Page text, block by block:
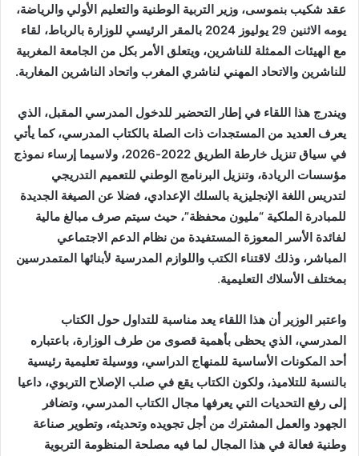
عقد شكيب بنموسى، وزير التربية الوطنية والتعليم الأولي والرياضة،
يومه الاثنين 29 يوليوز 2024 بالمقر الرئيسي للوزارة بالرباط، لقاء
مع الهيئات الممثلة للناشرين، ويتعلق الأمر بكل من الجامعة المغربية
للناشرين والاتحاد المهني لناشري المغرب واتحاد الناشرين المغاربة.
ويندرج هذا اللقاء في إطار التحضير للدخول المدرسي المقبل، الذي
يعرف العديد من المستجدات ذات الصلة بالكتاب المدرسي، كما يأتي
في سياق تنزيل خارطة الطريق 2022-2026، ولاسيما إرساء نموذج
مؤسسات الريادة، وتنزيل البرنامج الوطني للتعميم التدريجي
لتدريس اللغة الإنجليزية بالسلك الإعدادي، فضلا عن الصيغة الجديدة
للمبادرة الملكية “مليون محفظة”، حيث سيتم صرف مبالغ مالية
لفائدة الأسر المعوزة المستفيدة من نظام الدعم الاجتماعي
المباشر، وذلك لاقتناء الكتب واللوازم المدرسية لأبنائها المتمدرسين
بمختلف الأسلاك التعليمية.
واعتبر الوزير أن هذا اللقاء يعد مناسبة للتداول حول الكتاب
المدرسي، الذي يحظى بأهمية قصوى من طرف الوزارة، باعتباره
أحد المكونات الأساسية للمنهاج الدراسي، ووسيلة تعليمية رئيسية
بالنسبة للتلاميذ، ولكون الكتاب يقع في صلب الإصلاح التربوي، داعيا
إلى رفع التحديات التي يعرفها مجال الكتاب المدرسي، وتضافر
الجهود والعمل المشترك من أجل تجويده وتحديثه، وتطوير صناعة
وطنية فعالة في هذا المجال لما فيه مصلحة المنظومة التربوية